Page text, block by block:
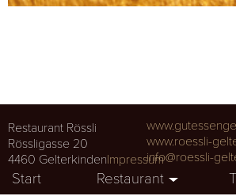
Start Restaurant
Restaurant Rössli
Rössligasse 20
4460 Gelterkinden
www.roessli-
info@roessli-
Impressum